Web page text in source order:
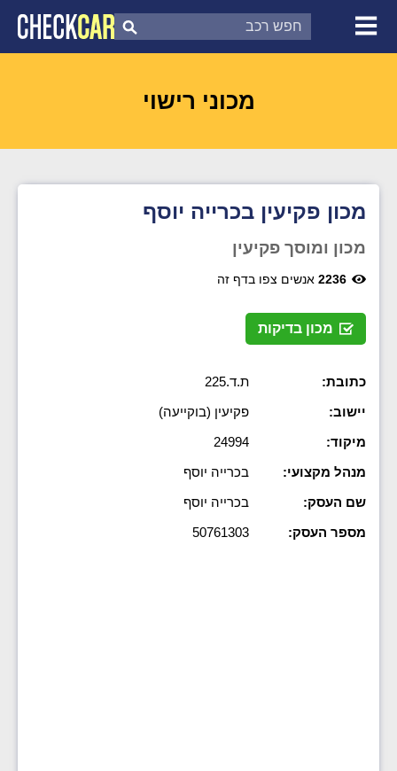
צ'ק קאר
דוח בדיקת רכב
מכוני רישוי
מכון פקיעין בכרייה יוסף
מכון ומוסך פקיעין
2236 אנשים צפו בדף זה
מכון בדיקות
כתובת:
ת.ד.225
יישוב:
פקיעין (בוקייעה)
מיקוד:
24994
מנהל מקצועי:
בכרייה יוסף
שם העסק:
בכרייה יוסף
מספר העסק:
50761303